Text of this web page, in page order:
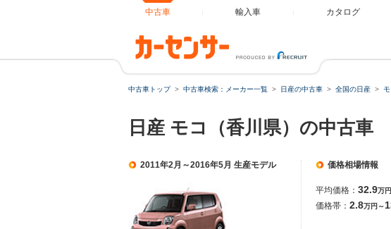
中古車 輸入車 カタログ
中古車トップ 中古車検索：メーカー一覧 日産の中古車 全国の日産
日産 モコ（香川県）の中古車
2011年2月～2016年5月 生産モデル 価格相場情報
平均価格： 32.9万円
価格帯： 2.8万円～